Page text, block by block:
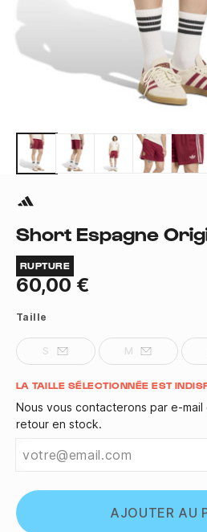
Short Espagne
RUPTURE
60,00 €
Taille
S M
Quantité
LA TAILLE SÉLECTIONNÉE EST
Nous vous contacterons par e-
retour en stock.
AJOUTER AU